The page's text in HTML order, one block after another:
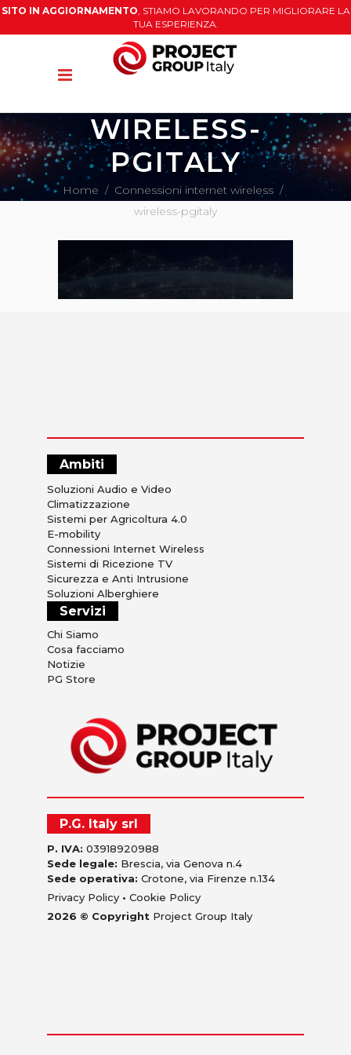
SITO IN AGGIORNAMENTO, STIAMO LAVORANDO PER MIGLIORARE LA
TUA ESPERIENZA.
WIRELESS-
PGITALY
Home / Connessioni internet wireless/
wireless-pgitaly
Ambiti
Soluzioni Audio e Video
Climatizzazione
Sistemi per Agricoltura 4.0
E-mobility
Connessioni Internet Wireless
Sistemi di Ricezione TV
Sicurezza e Anti Intrusione
Soluzioni Alberghiere
Servizi
Chi Siamo
Cosa facciamo
Notizie
PG Store
P.G. Italy srl
P. IVA: 03918920988
Sede legale: Brescia, via Genova n.4
Sede operativa: Crotone, via Firenze n.134
Privacy Policy • Cookie Policy
2026 © Copyright Project Group Italy